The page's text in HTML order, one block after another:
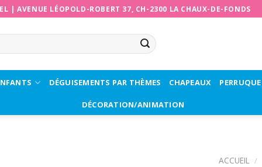
|AVENUE LÉOPOLD-ROBERT 37, CH-2300 LA CHAUX-DE-FONDS
DÉGUISEMENTS PAR THÈMES CHAPEAUX
DÉCORATION/ANIMATION
ACCUEIL /